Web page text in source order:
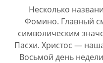
Несколько
Фомино. Главный
символическим
Пасхи. Христос —
Восьмой день